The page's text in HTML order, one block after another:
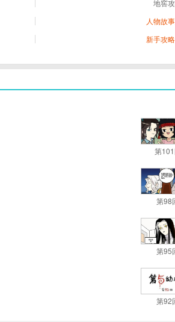
地窖
人物故
新手攻
第
第98
第95
第92